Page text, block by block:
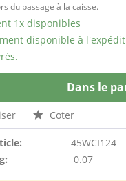
du passage à la caisse.
1x disponibles
disponible à
Dans le
Coter
45WCI124
0.07